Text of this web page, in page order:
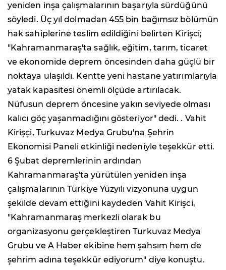
yeniden inşa çalışmalarının başarıyla sürdüğünü
söyledi. Üç yıl dolmadan 455 bin bağımsız bölümün
hak sahiplerine teslim edildiğini belirten Kirişci;
"Kahramanmaraş'ta sağlık, eğitim, tarım, ticaret
ve ekonomide deprem öncesinden daha güçlü bir
noktaya ulaşıldı. Kentte yeni hastane yatırımlarıyla
yatak kapasitesi önemli ölçüde artırılacak.
Nüfusun deprem öncesine yakın seviyede olması
kalıcı göç yaşanmadığını gösteriyor" dedi. . Vahit
Kirişçi, Turkuvaz Medya Grubu'na Şehrin
Ekonomisi Paneli etkinliği nedeniyle teşekkür etti.
6 Şubat depremlerinin ardından
Kahramanmaraş'ta yürütülen yeniden inşa
çalışmalarının Türkiye Yüzyılı vizyonuna uygun
şekilde devam ettiğini kaydeden Vahit Kirişci,
"Kahramanmaraş merkezli olarak bu
organizasyonu gerçekleştiren Turkuvaz Medya
Grubu ve A Haber ekibine hem şahsım hem de
şehrim adına teşekkür ediyorum" diye konuştu.